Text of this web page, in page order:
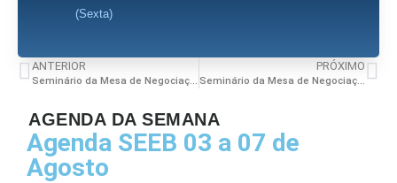
(Sexta)
ANTERIOR
Seminário da Mesa de Negociação do SUS (Hotel Tulip)
PRÓXIMO
Seminário da Mesa de Negociação do SUS (Hotel Tulip)
AGENDA DA SEMANA
Agenda SEEB 03 a 07 de
Agosto